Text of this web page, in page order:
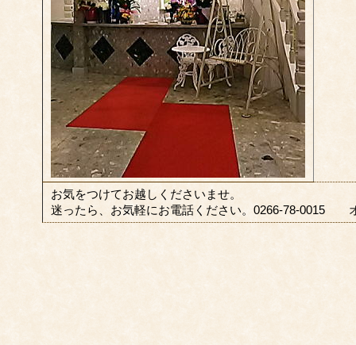
お気をつけてお越しくださいませ。
迷ったら、お気軽にお電話ください。0266-78-